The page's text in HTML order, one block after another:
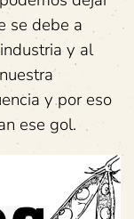
se debe a
y al
y por eso
ese gol.